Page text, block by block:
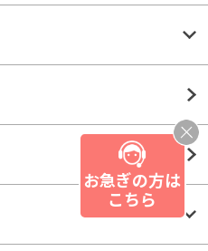
お急ぎの方は
こちら